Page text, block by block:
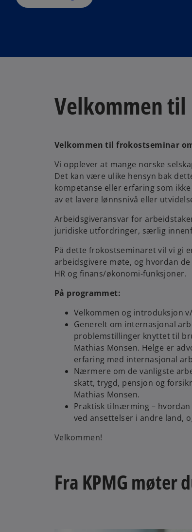
Velkommen til
Velkommen til frokostseminar
Vi opplever at mange norske
Det kan være ulike hensyn bak
kompetanse eller erfaring som
av et lavere lønnsnivå eller
Arbeidsgiveransvar for
juridiske utfordringer, særlig
På dette frokostseminaret vil vi gi
arbeidsgivere møte, og hvordan
HR og finans/økonomi-funksjoner.
På programmet:
Velkommen og introduksjon
Generelt om internasjonal
problemstillinger knyttet til
Mathias Monsen. Helge er
erfaring med internasjonal
Nærmere om de vanligste
skatt, trygd, pensjon og
Mathias Monsen.
Praktisk tilnærming –
ved ansettelser i andre land,
Velkommen!
Fra KPMG møter